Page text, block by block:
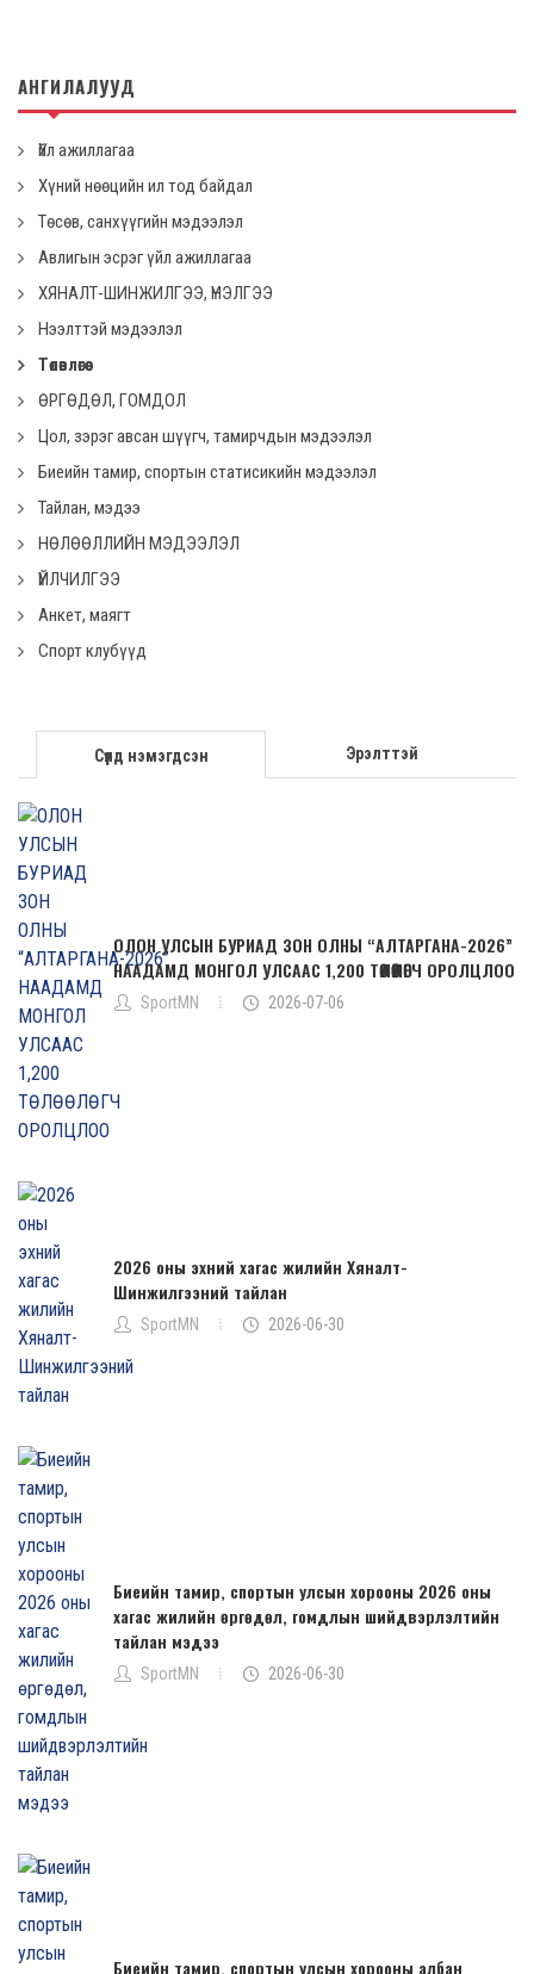
АНГИЛАЛУУД
Үйл ажиллагаа
Хүний нөөцийн ил тод байдал
Төсөв, санхүүгийн мэдээлэл
Авлигын эсрэг үйл ажиллагаа
ХЯНАЛТ-ШИНЖИЛГЭЭ, ҮНЭЛГЭЭ
Нээлттэй мэдээлэл
Төлөвлөгөө
ӨРГӨДӨЛ, ГОМДОЛ
Цол, зэрэг авсан шүүгч, тамирчдын мэдээлэл
Биеийн тамир, спортын статисикийн мэдээлэл
Тайлан, мэдээ
НӨЛӨӨЛЛИЙН МЭДЭЭЛЭЛ
ҮЙЛЧИЛГЭЭ
Анкет, маягт
Спорт клубүүд
Сүүлд нэмэгдсэн Эрэлттэй
ОЛОН УЛСЫН БУРИАД ЗОН ОЛНЫ “АЛТАРГАНА-2026”
НААДАМД МОНГОЛ УЛСААС 1,200 ТӨЛӨӨЛӨГЧ ОРОЛЦЛОО
SportMN 2026-07-06
2026 оны эхний хагас жилийн Хяналт-
Шинжилгээний тайлан
SportMN 2026-06-30
Биеийн тамир, спортын улсын хорооны 2026 оны
хагас жилийн өргөдөл, гомдлын шийдвэрлэлтийн
тайлан мэдээ
SportMN 2026-06-30
Биеийн тамир, спортын улсын хорооны албан